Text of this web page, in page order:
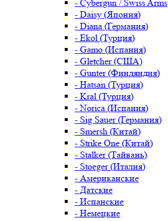
- Cybergun / Swiss Arms
- Daisy (Япония)
- Diana (Германия)
- Ekol (Турция)
- Gamo (Испания)
- Gletcher (США)
- Gunter (Финляндия)
- Hatsan (Турция)
- Kral (Турция)
- Norica (Испания)
- Sig Sauer (Германия)
- Smersh (Китай)
- Strike One (Китай)
- Stalker (Тайвань)
- Stoeger (Италия)
- Американские
- Датские
- Испанские
- Немецкие